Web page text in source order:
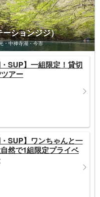
ションジジ）
・中禅寺湖・今市
SUP】一組限定！貸切
アー
SUP】ワンちゃんと一
然で1組限定プライベ